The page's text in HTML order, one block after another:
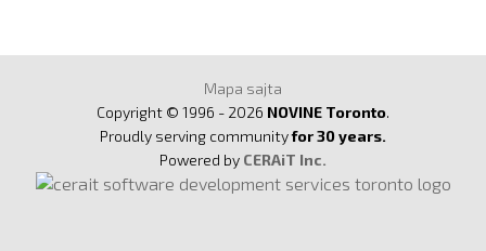
Mapa sajta
Copyright © 1996 - 2026 NOVINE Toronto.
Proudly serving communityfor 30 years.
Powered by CERAiT Inc.